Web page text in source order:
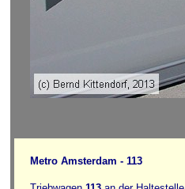
Metro Amsterdam - 113